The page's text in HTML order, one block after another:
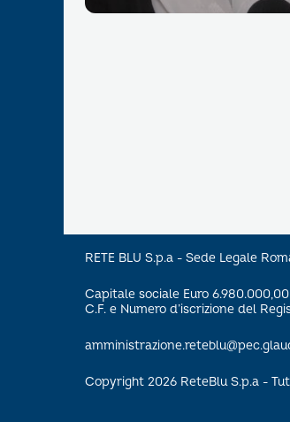
RETE BLU S.p.a - Sede Legale
Capitale sociale Euro 6.980.000,00
C.F. e Numero d’iscrizione del
Copyright 2026 ReteBlu S.p.a -